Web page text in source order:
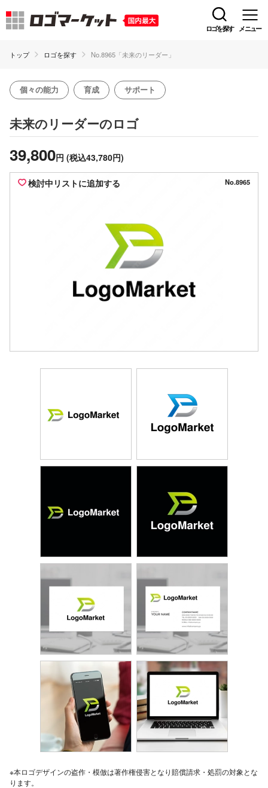
ロゴを探す メニュー
トップ ロゴを探す No.8965「未来のリーダー」
個々の能力 育成 サポート
未来のリーダーのロゴ
39,800円 (税込43,780円)
検討中リストに追加する No.8965
※本ロゴデザインの盗作・模倣は著作権侵害となり賠償請求・処罰の対象とな
ります。